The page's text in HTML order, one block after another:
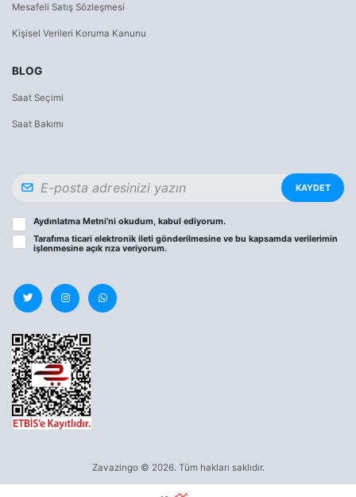
Mesafeli Satış Sözleşmesi
Kişisel Verileri Koruma Kanunu
BLOG
Saat Seçimi
Saat Bakımı
KAYDET
Aydınlatma Metni’ni okudum, kabul ediyorum.
Tarafıma ticari elektronik ileti gönderilmesine ve bu kapsamda verilerimin
işlenmesine açık rıza veriyorum.
Zavazingo © 2026. Tüm hakları saklıdır.